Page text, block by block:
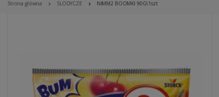
Strona główna SLODYCZE NIMM2 BOOMKI 90G\1szt